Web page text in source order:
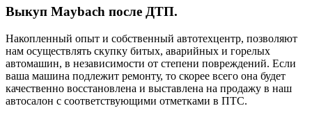
Выкуп Maybach после ДТП.
Накопленный опыт и собственный автотехцентр, позволяют
нам осуществлять скупку битых, аварийных и горелых
автомашин, в независимости от степени повреждений. Если
ваша машина подлежит ремонту, то скорее всего она будет
качественно восстановлена и выставлена на продажу в наш
автосалон с соответствующими отметками в ПТС.